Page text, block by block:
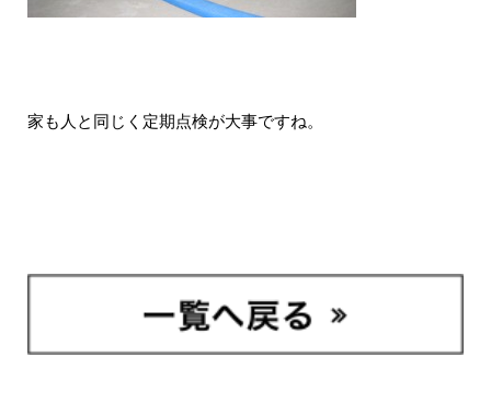
家も人と同じく定期点検が大事ですね。